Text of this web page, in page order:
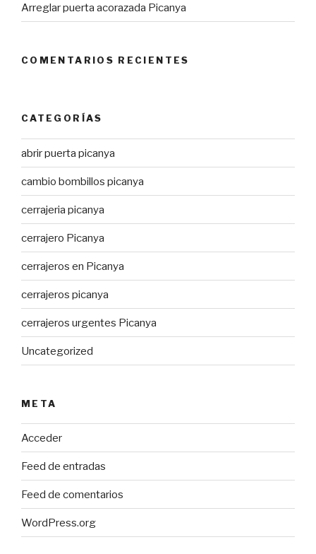
Arreglar puerta acorazada Picanya
COMENTARIOS RECIENTES
CATEGORÍAS
abrir puerta picanya
cambio bombillos picanya
cerrajeria picanya
cerrajero Picanya
cerrajeros en Picanya
cerrajeros picanya
cerrajeros urgentes Picanya
Uncategorized
META
Acceder
Feed de entradas
Feed de comentarios
WordPress.org